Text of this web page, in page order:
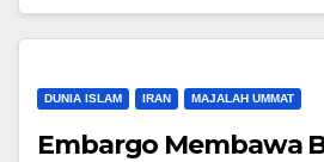
DUNIA ISLAM IRAN MAJALAH UMMAT
Embargo Membawa